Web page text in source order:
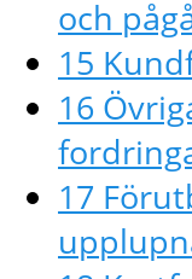
och
15
16
17